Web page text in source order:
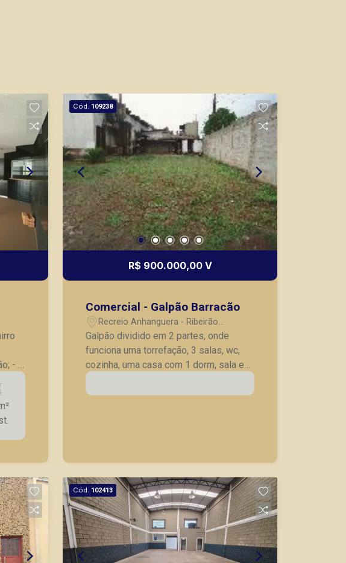
da
Cód. 109238
R$ 900.000,00 V
Comercial - Galpão Barracão
Recreio Anhanguera - Ribeirão
Preto/SP
Galpão dividido em 2 partes, onde
funciona uma torrefação, 3 salas, wc,
cozinha, uma casa com 1 dorm, sala e
wc.
Cód. 102413